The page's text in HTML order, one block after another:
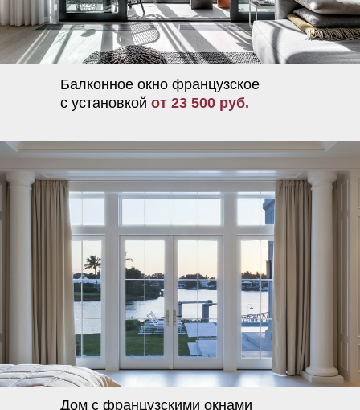
Балконное окно французское
с установкой от 23 500 руб.
Дом с французскими окнами